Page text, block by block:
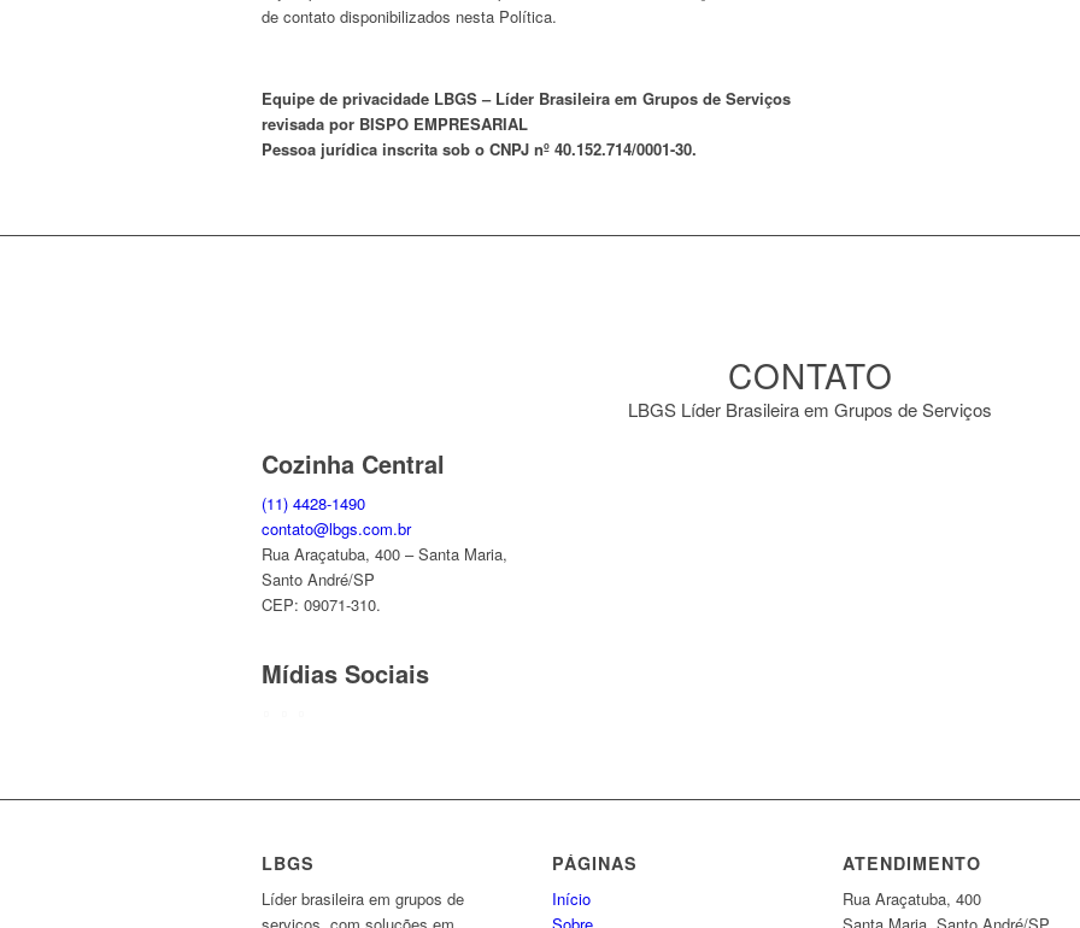
de contato disponibilizados nesta Política.
Equipe de privacidade LBGS – Líder Brasileira em Grupos de Serviços
revisada por BISPO EMPRESARIAL
Pessoa jurídica inscrita sob o CNPJ nº 40.152.714/0001-30.
CONTATO
LBGS Líder Brasileira em Grupos de Serviços
Cozinha Central
(11) 4428-1490
contato@lbgs.com.br
Rua Araçatuba, 400 – Santa Maria,
Santo André/SP
CEP: 09071-310.
Mídias Sociais
LBGS
Líder brasileira em grupos de
PÁGINAS
Início
ATENDIMENTO
Rua Araçatuba, 400